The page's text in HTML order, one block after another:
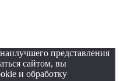
представления
сайтом, вы
и обработку